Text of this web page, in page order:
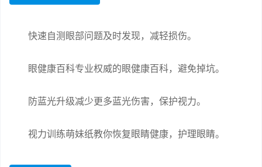
快速自测眼部问题及时发现，减轻损伤。
眼健康百科专业权威的眼健康百科，避免掉坑。
防蓝光升级减少更多蓝光伤害，保护视力。
视力训练萌妹纸教你恢复眼睛健康，护理眼睛。